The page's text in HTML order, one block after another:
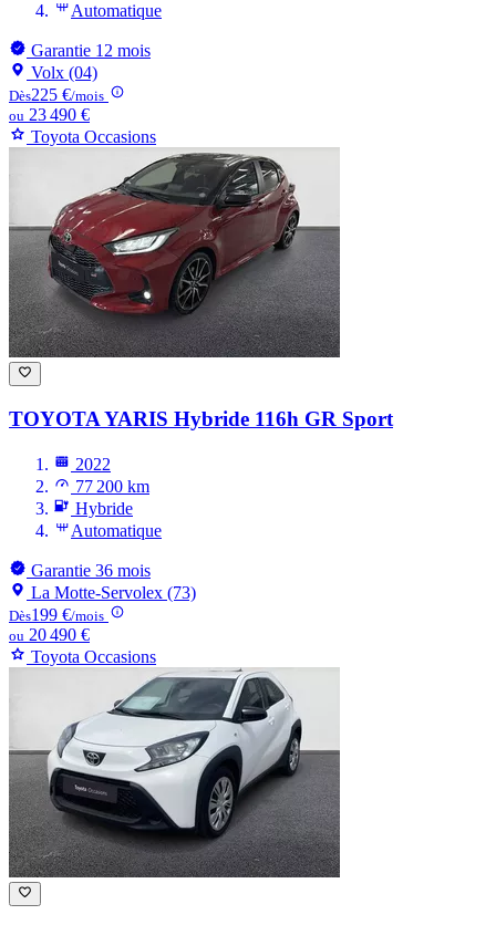
Automatique
Garantie 12 mois
Volx (04)
Dès225 €/mois
ou 23 490 €
Toyota Occasions
TOYOTA YARIS Hybride 116h GR Sport
2022
77 200 km
Hybride
Automatique
Garantie 36 mois
La Motte-Servolex (73)
Dès199 €/mois
ou 20 490 €
Toyota Occasions